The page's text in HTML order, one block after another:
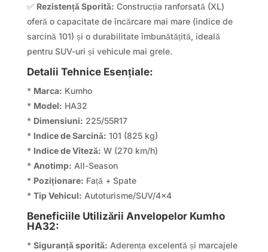
✅ Rezistență Sporită: Construcția ranforsată (XL)
oferă o capacitate de încărcare mai mare (indice de
sarcină 101) și o durabilitate îmbunătățită, ideală
pentru SUV-uri și vehicule mai grele.
Detalii Tehnice Esențiale:
* Marca: Kumho
* Model: HA32
* Dimensiuni: 225/55R17
* Indice de Sarcină: 101 (825 kg)
* Indice de Viteză: W (270 km/h)
* Anotimp: All-Season
* Poziționare: Față + Spate
* Tip Vehicul: Autoturisme/SUV/4×4
Beneficiile Utilizării Anvelopelor Kumho
HA32:
* Siguranță sporită: Aderența excelentă și marcajele